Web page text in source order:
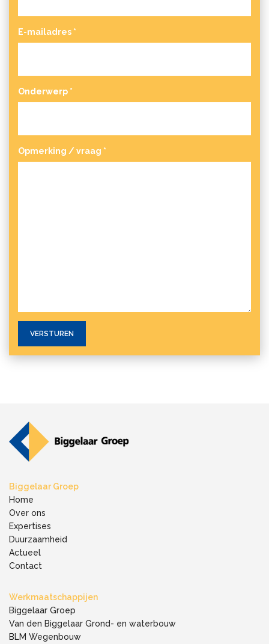
E-mailadres *
Onderwerp *
Opmerking / vraag *
Biggelaar Groep
Home
Over ons
Expertises
Duurzaamheid
Actueel
Contact
Werkmaatschappijen
Biggelaar Groep
Van den Biggelaar Grond- en waterbouw
BLM Wegenbouw